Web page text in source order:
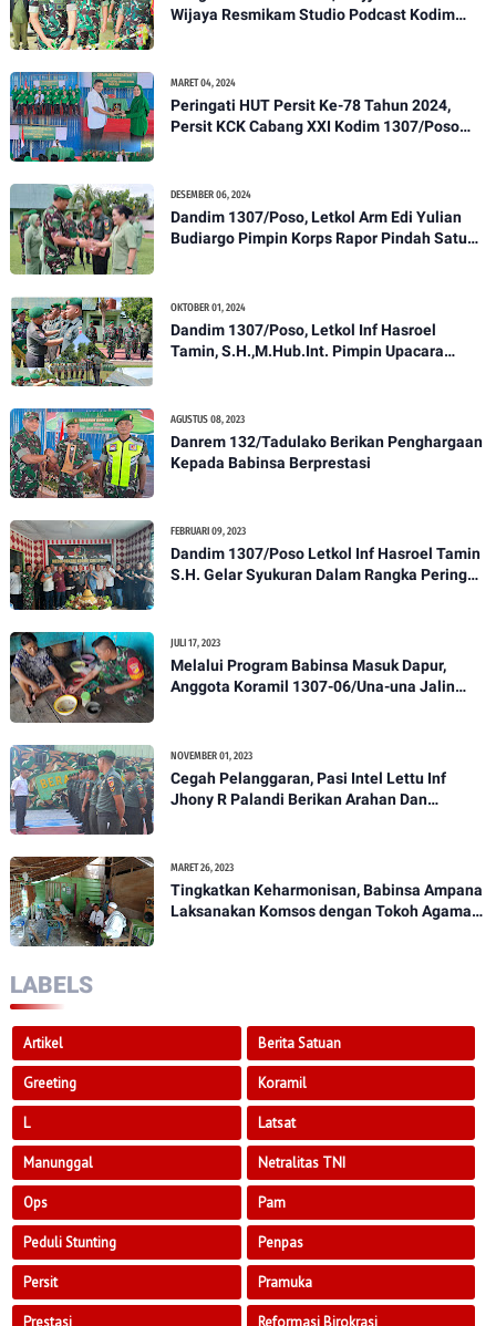
Wijaya Resmikam Studio Podcast Kodim
MARET 04, 2024
Peringati HUT Persit Ke-78 Tahun 2024,
Persit KCK Cabang XXI Kodim 1307/Poso
DESEMBER 06, 2024
Dandim 1307/Poso, Letkol Arm Edi Yulian
Budiargo Pimpin Korps Rapor Pindah Satuan
OKTOBER 01, 2024
Dandim 1307/Poso, Letkol Inf Hasroel
Tamin, S.H.,M.Hub.Int. Pimpin Upacara
AGUSTUS 08, 2023
Danrem 132/Tadulako Berikan Penghargaan
Kepada Babinsa Berprestasi
FEBRUARI 09, 2023
Dandim 1307/Poso Letkol Inf Hasroel Tamin
S.H. Gelar Syukuran Dalam Rangka Peringati
JULI 17, 2023
Melalui Program Babinsa Masuk Dapur,
Anggota Koramil 1307-06/Una-una Jalin
NOVEMBER 01, 2023
Cegah Pelanggaran, Pasi Intel Lettu Inf
Jhony R Palandi Berikan Arahan Dan
MARET 26, 2023
Tingkatkan Keharmonisan, Babinsa Ampana
Laksanakan Komsos dengan Tokoh Agama
LABELS
Artikel Berita Satuan
Greeting Koramil
L Latsat
Manunggal Netralitas TNI
Ops Pam
Peduli Stunting Penpas
Persit Pramuka
Prestasi Reformasi Birokrasi